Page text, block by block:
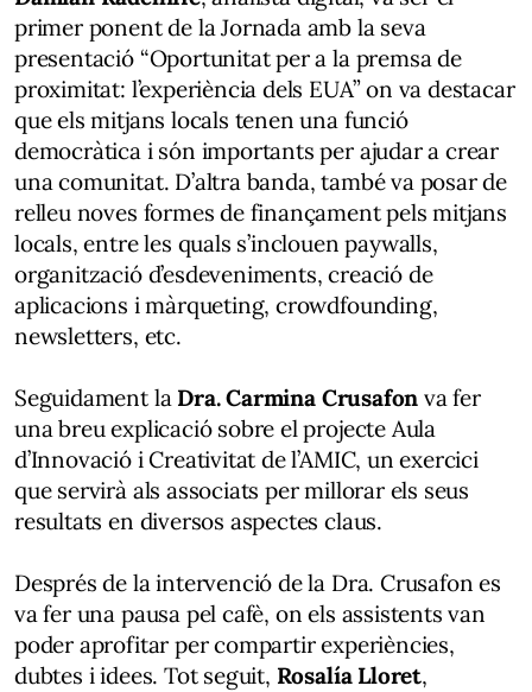
primer ponent de la Jornada amb la seva
presentació “Oportunitat per a la premsa de
proximitat: l’experiència dels EUA” on va destacar
que els mitjans locals tenen una funció
democràtica i són importants per ajudar a crear
una comunitat. D’altra banda, també va posar de
relleu noves formes de finançament pels mitjans
locals, entre les quals s’inclouen paywalls,
organització d’esdeveniments, creació de
aplicacions i màrqueting, crowdfounding,
newsletters, etc.
Seguidament la Dra. Carmina Crusafon va fer
una breu explicació sobre el projecte Aula
d’Innovació i Creativitat de l’AMIC, un exercici
que servirà als associats per millorar els seus
resultats en diversos aspectes claus.
Després de la intervenció de la Dra. Crusafon es
va fer una pausa pel cafè, on els assistents van
poder aprofitar per compartir experiències,
dubtes i idees. Tot seguit, Rosalía Lloret,